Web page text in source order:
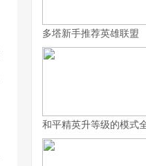
多塔新手推荐英雄联盟
和平精英升等级的模式